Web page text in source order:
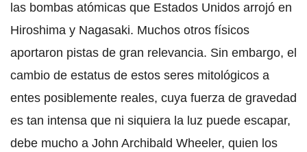
las bombas atómicas que Estados Unidos arrojó en
Hiroshima y Nagasaki. Muchos otros físicos
aportaron pistas de gran relevancia. Sin embargo, el
cambio de estatus de estos seres mitológicos a
entes posiblemente reales, cuya fuerza de gravedad
es tan intensa que ni siquiera la luz puede escapar,
debe mucho a John Archibald Wheeler, quien los